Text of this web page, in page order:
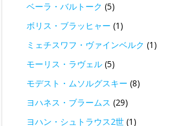
ベーラ・バルトーク (5)
ボリス・ブラッヒャー (1)
ミェチスワフ・ヴァインベルク (1)
モーリス・ラヴェル (5)
モデスト・ムソルグスキー (8)
ヨハネス・ブラームス (29)
ヨハン・シュトラウス2世 (1)